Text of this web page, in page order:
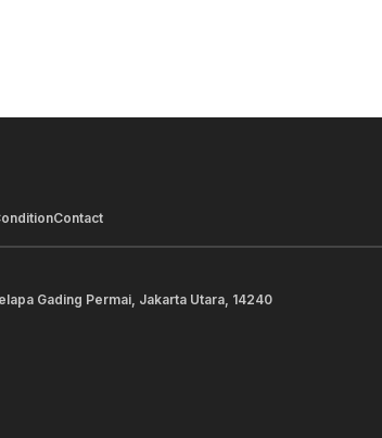
Contact
Gading Permai, Jakarta Utara, 14240